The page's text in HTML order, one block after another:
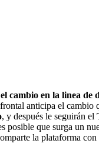
cambio en la linea de
anticipa el cambio
, y después le seguirán el
posible que surga un
la plataforma con